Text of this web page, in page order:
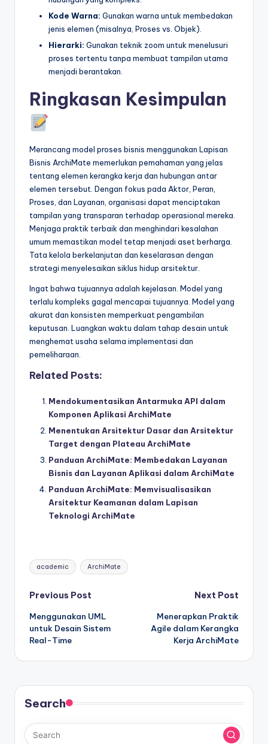
Kode Warna: Gunakan warna untuk membedakan
jenis elemen (misalnya, Proses vs. Objek).
Hierarki: Gunakan teknik zoom untuk menelusuri
proses tertentu tanpa membuat tampilan utama
menjadi berantakan.
Ringkasan Kesimpulan
Merancang model proses bisnis menggunakan Lapisan
Bisnis ArchiMate memerlukan pemahaman yang jelas
tentang elemen kerangka kerja dan hubungan antar
elemen tersebut. Dengan fokus pada Aktor, Peran,
Proses, dan Layanan, organisasi dapat menciptakan
tampilan yang transparan terhadap operasional mereka.
Menjaga praktik terbaik dan menghindari kesalahan
umum memastikan model tetap menjadi aset berharga.
Tata kelola berkelanjutan dan keselarasan dengan
strategi menyelesaikan siklus hidup arsitektur.
Ingat bahwa tujuannya adalah kejelasan. Model yang
terlalu kompleks gagal mencapai tujuannya. Model yang
akurat dan konsisten memperkuat pengambilan
keputusan. Luangkan waktu dalam tahap desain untuk
menghemat usaha selama implementasi dan
pemeliharaan.
Related Posts:
Mendokumentasikan Antarmuka API dalam
Komponen Aplikasi ArchiMate
Menentukan Arsitektur Dasar dan Arsitektur
Target dengan Plateau ArchiMate
Panduan ArchiMate: Membedakan Layanan
Bisnis dan Layanan Aplikasi dalam ArchiMate
Panduan ArchiMate: Memvisualisasikan
Arsitektur Keamanan dalam Lapisan
Teknologi ArchiMate
Tags:
academic ArchiMate
Post
navigation
Previous Post
Menggunakan UML
untuk Desain Sistem
Real-Time
Next Post
Menerapkan Praktik
Agile dalam Kerangka
Kerja ArchiMate
Search